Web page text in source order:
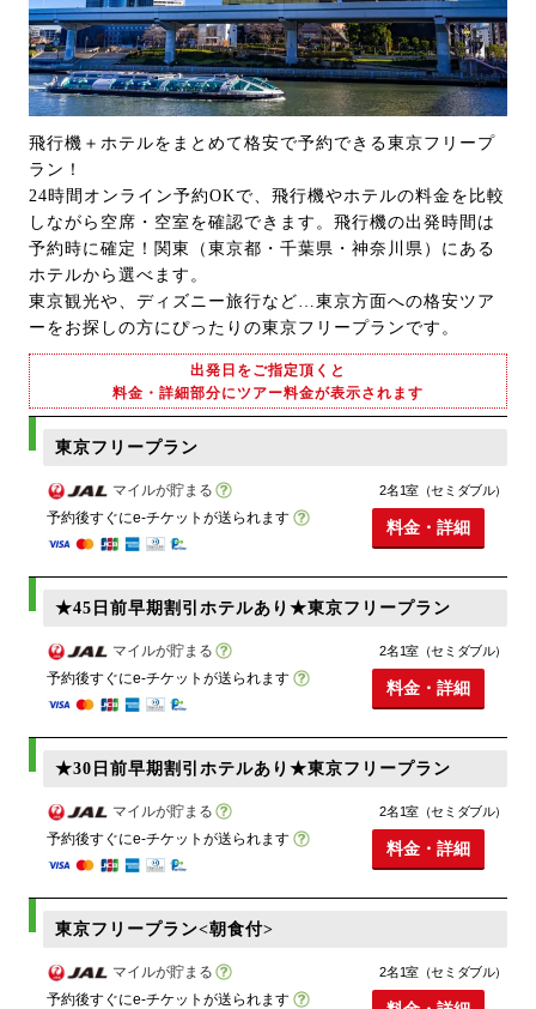
飛行機＋ホテルをまとめて格安で予約できる東京フリープ
ラン！
24時間オンライン予約OKで、飛行機やホテルの料金を比較
しながら空席・空室を確認できます。飛行機の出発時間は
予約時に確定！関東（東京都・千葉県・神奈川県）にある
ホテルから選べます。
東京観光や、ディズニー旅行など…東京方面への格安ツア
ーをお探しの方にぴったりの東京フリープランです。
出発日をご指定頂くと
料金・詳細部分にツアー料金が表示されます
東京フリープラン
マイルが貯まる
予約後すぐにe-チケットが送られます
2名1室（セミダブル）
料金・詳細
★45日前早期割引ホテルあり★東京フリープラン
マイルが貯まる
予約後すぐにe-チケットが送られます
2名1室（セミダブル）
料金・詳細
★30日前早期割引ホテルあり★東京フリープラン
マイルが貯まる
予約後すぐにe-チケットが送られます
2名1室（セミダブル）
料金・詳細
東京フリープラン<朝食付>
マイルが貯まる
予約後すぐにe-チケットが送られます
2名1室（セミダブル）